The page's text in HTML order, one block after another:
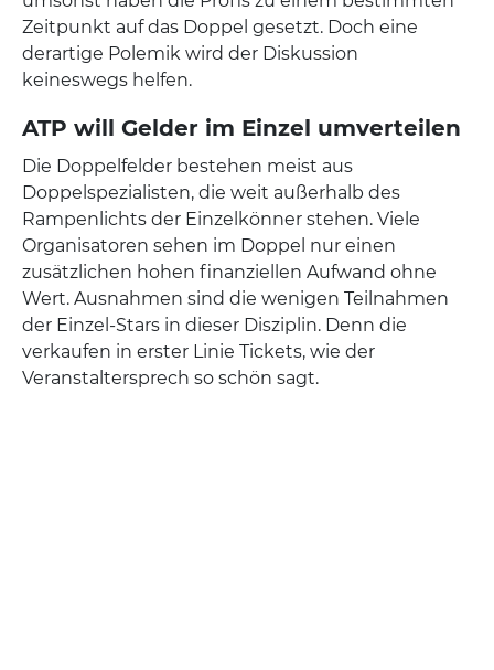
Zeitpunkt auf das Doppel gesetzt. Doch eine
derartige Polemik wird der Diskussion
keineswegs helfen.
ATP will Gelder im Einzel umverteilen
Die Doppelfelder bestehen meist aus
Doppelspezialisten, die weit außerhalb des
Rampenlichts der Einzelkönner stehen. Viele
Organisatoren sehen im Doppel nur einen
zusätzlichen hohen finanziellen Aufwand ohne
Wert. Ausnahmen sind die wenigen Teilnahmen
der Einzel-Stars in dieser Disziplin. Denn die
verkaufen in erster Linie Tickets, wie der
Veranstaltersprech so schön sagt.